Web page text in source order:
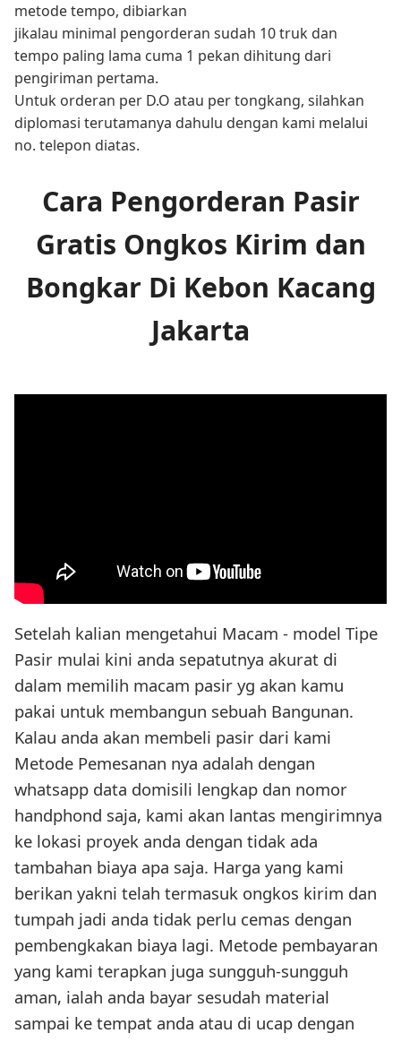
metode tempo, dibiarkan
jikalau minimal pengorderan sudah 10 truk dan
tempo paling lama cuma 1 pekan dihitung dari
pengiriman pertama.
Untuk orderan per D.O atau per tongkang, silahkan
diplomasi terutamanya dahulu dengan kami melalui
no. telepon diatas.
Cara Pengorderan Pasir
Gratis Ongkos Kirim dan
Bongkar Di Kebon Kacang
Jakarta
Setelah kalian mengetahui Macam - model Tipe
Pasir mulai kini anda sepatutnya akurat di
dalam memilih macam pasir yg akan kamu
pakai untuk membangun sebuah Bangunan.
Kalau anda akan membeli pasir dari kami
Metode Pemesanan nya adalah dengan
whatsapp data domisili lengkap dan nomor
handphond saja, kami akan lantas mengirimnya
ke lokasi proyek anda dengan tidak ada
tambahan biaya apa saja. Harga yang kami
berikan yakni telah termasuk ongkos kirim dan
tumpah jadi anda tidak perlu cemas dengan
pembengkakan biaya lagi. Metode pembayaran
yang kami terapkan juga sungguh-sungguh
aman, ialah anda bayar sesudah material
sampai ke tempat anda atau di ucap dengan